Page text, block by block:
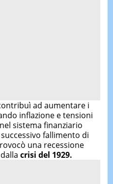
ad aumentare i
inflazione e tensioni
sistema finanziario
fallimento di
una recessione
crisi del 1929.